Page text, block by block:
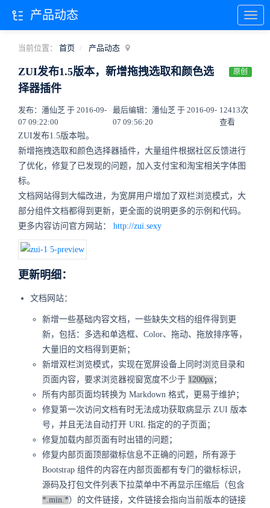
当前位置： 首页 产品动态
ZUI发布1.5版本，新增拖拽选取和颜色选
择器插件
原创
发布：潘仙芝 于 2016-09-
07 09:22:00
最后编辑：潘仙芝 于 2016-09-
07 09:56:20
12413次
查看
ZUI发布1.5版本啦。
新增拖拽选取和颜色选择器插件，大量组件根据社区反馈进行
了优化，修复了已发现的问题，加入支付宝和淘宝相关字体图
标。
文档网站得到大幅改进，为宽屏用户增加了双栏浏览模式，大
部分组件文档都得到更新，更全面的说明更多的示例和代码。
更多内容访问官方网站： http://zui.sexy
更新明细：
文档网站：
新增一些基础内容文档，一些缺失文档的组件得到更
新，包括：多选和单选框、Color、拖动、拖放排序等，
大量旧的文档得到更新；
新增双栏浏览模式，实现在宽屏设备上同时浏览目录和
页面内容，要求浏览器视窗宽度不少于 1200px；
所有内部页面均转换为 Markdown 格式，更易于维护；
修复第一次访问文档有时无法成功获取病显示 ZUI 版本
号，并且无法自动打开 URL 指定的的子页面；
修复加载内部页面有时出错的问题；
修复内部页面顶部徽标信息不正确的问题，所有源于
Bootstrap 组件的内容在内部页面都有专门的徽标标识，
源码及打包文件列表下拉菜单中不再显示压缩后（包含
*.min.*）的文件链接，文件链接会指向当前版本的链接
产品动态